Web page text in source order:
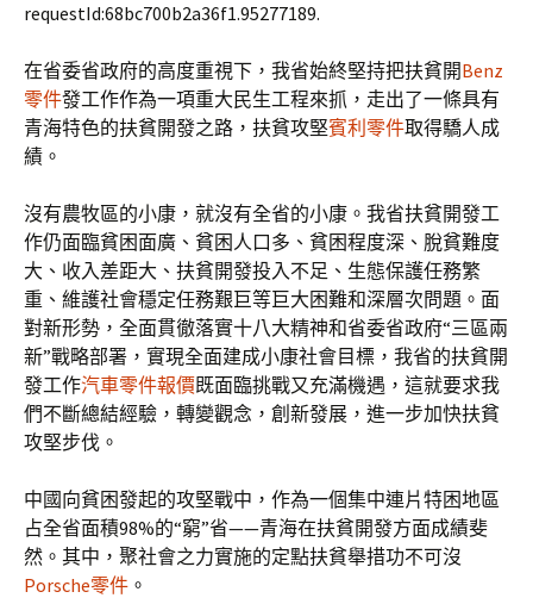
requestId:68bc700b2a36f1.95277189.
在省委省政府的高度重視下，我省始終堅持把扶貧開Benz
零件發工作作為一項重大民生工程來抓，走出了一條具有
青海特色的扶貧開發之路，扶貧攻堅賓利零件取得驕人成
績。
沒有農牧區的小康，就沒有全省的小康。我省扶貧開發工
作仍面臨貧困面廣、貧困人口多、貧困程度深、脫貧難度
大、收入差距大、扶貧開發投入不足、生態保護任務繁
重、維護社會穩定任務艱巨等巨大困難和深層次問題。面
對新形勢，全面貫徹落實十八大精神和省委省政府“三區兩
新”戰略部署，實現全面建成小康社會目標，我省的扶貧開
發工作汽車零件報價既面臨挑戰又充滿機遇，這就要求我
們不斷總結經驗，轉變觀念，創新發展，進一步加快扶貧
攻堅步伐。
中國向貧困發起的攻堅戰中，作為一個集中連片特困地區
占全省面積98%的“窮”省——青海在扶貧開發方面成績斐
然。其中，聚社會之力實施的定點扶貧舉措功不可沒
Porsche零件 。